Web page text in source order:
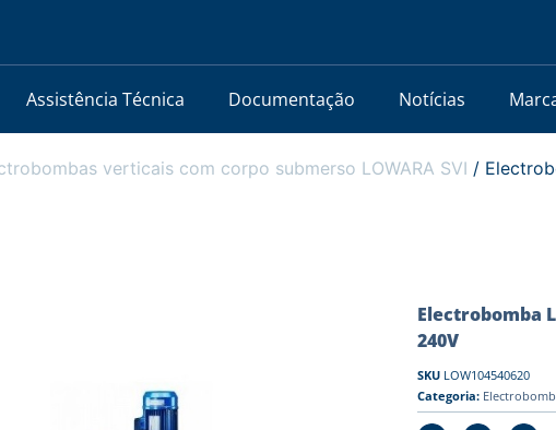
Assistência Técnica Documentação Notícias
verticais com corpo submerso LOWARA SVI /
Electrobomba
240V
SKU LOW104540620
Categoria: